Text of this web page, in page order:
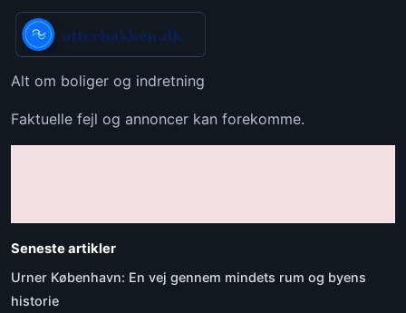
Alt om boliger og indretning
Faktuelle fejl og annoncer kan forekomme.
Seneste artikler
Urner København: En vej gennem mindets rum og byens
historie